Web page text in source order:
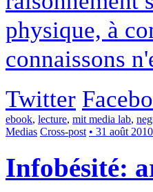
physique, à
connaissons
Twitter
ebook, lecture, mit media lab,
Medias Cross-post • 31 août 2010
Infobésité: